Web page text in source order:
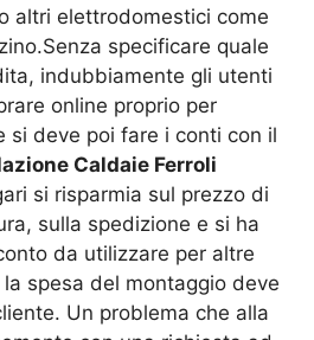
altri elettrodomestici come
specificare quale
indubbiamente gli utenti
online proprio per
si deve poi fare i conti con il
Caldaie Ferroli
si risparmia sul prezzo di
sulla spedizione e si ha
da utilizzare per altre
spesa del montaggio deve
Un problema che alla